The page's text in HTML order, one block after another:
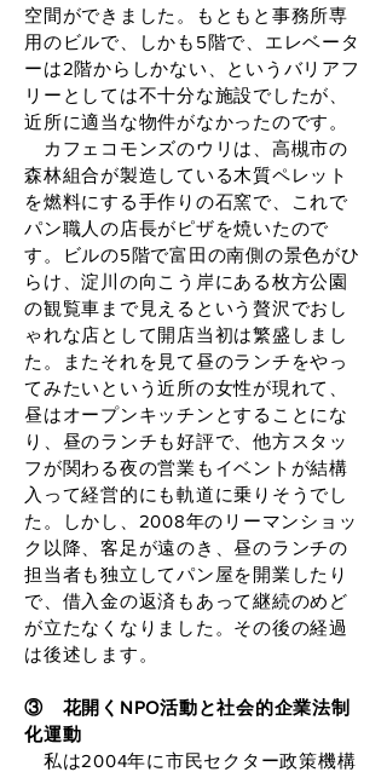
空間ができました。もともと事務所専
用のビルで、しかも5階で、エレベータ
ーは2階からしかない、というバリアフ
リーとしては不十分な施設でしたが、
近所に適当な物件がなかったのです。
カフェコモンズのウリは、高槻市の
森林組合が製造している木質ペレット
を燃料にする手作りの石窯で、これで
パン職人の店長がピザを焼いたので
す。ビルの5階で富田の南側の景色がひ
らけ、淀川の向こう岸にある枚方公園
の観覧車まで見えるという贅沢でおし
ゃれな店として開店当初は繁盛しまし
た。またそれを見て昼のランチをやっ
てみたいという近所の女性が現れて、
昼はオープンキッチンとすることにな
り、昼のランチも好評で、他方スタッ
フが関わる夜の営業もイベントが結構
入って経営的にも軌道に乗りそうでし
た。しかし、2008年のリーマンショッ
ク以降、客足が遠のき、昼のランチの
担当者も独立してパン屋を開業したり
で、借入金の返済もあって継続のめど
が立たなくなりました。その後の経過
は後述します。
③ 花開くNPO活動と社会的企業法制
化運動
私は2004年に市民セクター政策機構